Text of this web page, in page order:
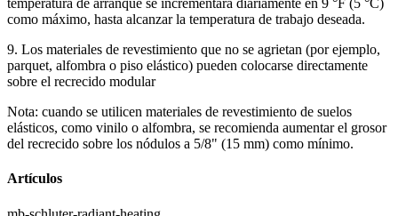
temperatura de arranque se incrementará diariamente en 9 °F (5 °C)
como máximo, hasta alcanzar la temperatura de trabajo deseada.
9. Los materiales de revestimiento que no se agrietan (por ejemplo,
parquet, alfombra o piso elástico) pueden colocarse directamente
sobre el recrecido modular
Nota: cuando se utilicen materiales de revestimiento de suelos
elásticos, como vinilo o alfombra, se recomienda aumentar el grosor
del recrecido sobre los nódulos a 5/8" (15 mm) como mínimo.
Artículos